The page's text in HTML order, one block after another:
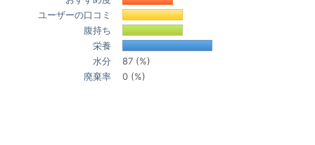
ユーザーの口コミ
腹持ち
栄養
水分
87 (%)
廃棄率
0 (%)